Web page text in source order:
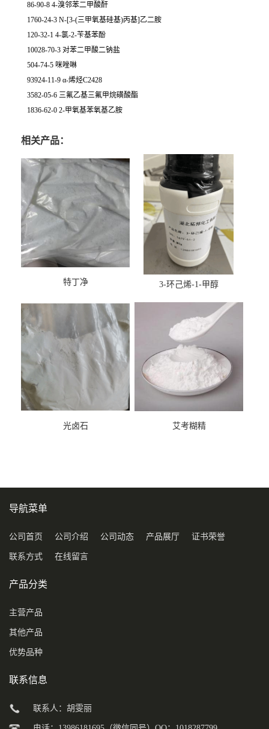
86-90-8 4-溴邻苯二甲酸酐
1760-24-3 N-[3-(三甲氧基硅基)丙基]乙二胺
120-32-1 4-氯-2-苄基苯酚
10028-70-3 对苯二甲酸二钠盐
504-74-5 咪唑啉
93924-11-9 α-烯烃C2428
3582-05-6 三氟乙基三氟甲烷磺酸酯
1836-62-0 2-甲氧基苯氧基乙胺
相关产品：
特丁净 3-环己烯-1-甲醇
光卤石 艾考糊精
导航菜单
公司首页 公司介绍 公司动态 产品展厅 证书荣誉
联系方式 在线留言
产品分类
主营产品
其他产品
优势品种
联系信息
联系人：胡雯丽